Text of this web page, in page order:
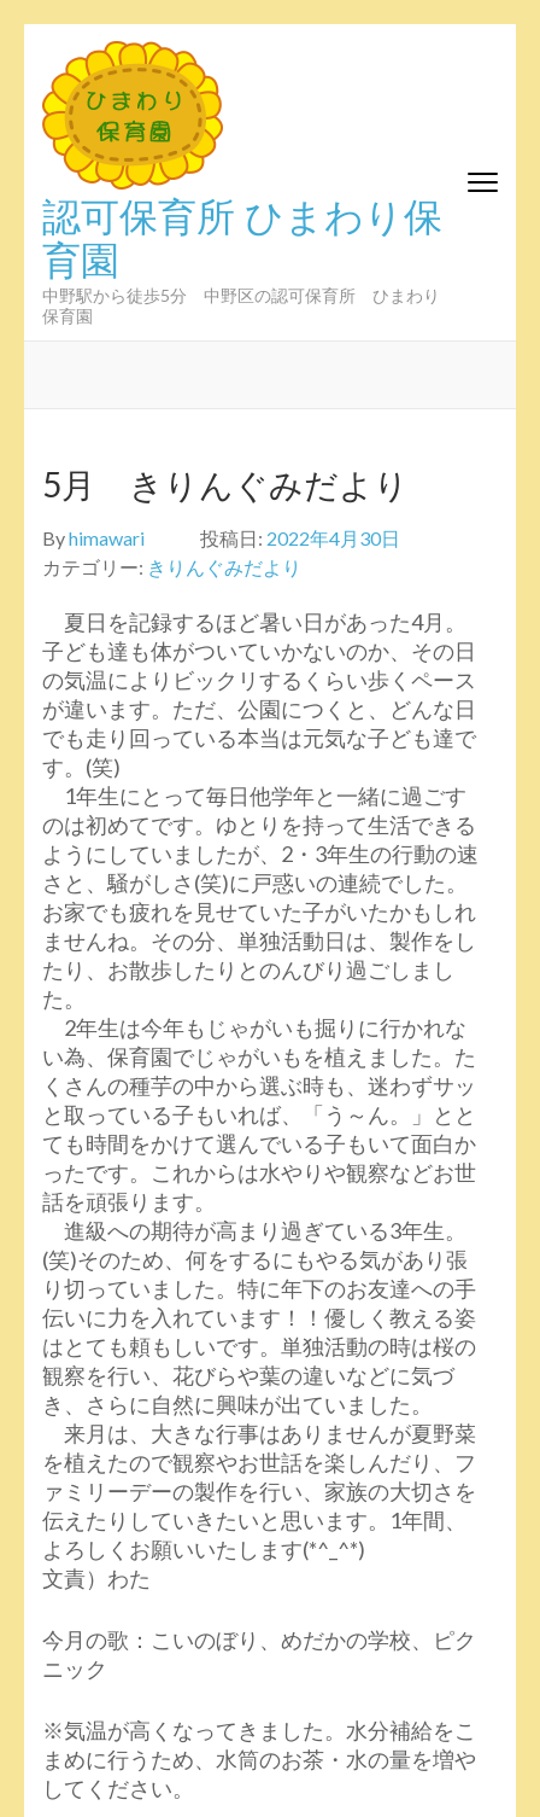
テ
ン
ス
キ
プ
(Enter
認可保育所 ひまわり保
育園
中野駅から徒歩5分 中野区の認可保育所 ひまわり
保育園
5月 きりんぐみだより
Byhimawari 投稿日: 2022年4月30日
カテゴリー: きりんぐみだより
夏日を記録するほど暑い日があった4月。
子ども達も体がついていかないのか、その日
の気温によりビックリするくらい歩くペース
が違います。ただ、公園につくと、どんな日
でも走り回っている本当は元気な子ども達で
す。(笑)
1年生にとって毎日他学年と一緒に過ごす
のは初めてです。ゆとりを持って生活できる
ようにしていましたが、2・3年生の行動の速
さと、騒がしさ(笑)に戸惑いの連続でした。
お家でも疲れを見せていた子がいたかもしれ
ませんね。その分、単独活動日は、製作をし
たり、お散歩したりとのんびり過ごしまし
た。
2年生は今年もじゃがいも掘りに行かれな
い為、保育園でじゃがいもを植えました。た
くさんの種芋の中から選ぶ時も、迷わずサッ
と取っている子もいれば、「う～ん。」とと
ても時間をかけて選んでいる子もいて面白か
ったです。これからは水やりや観察などお世
話を頑張ります。
進級への期待が高まり過ぎている3年生。
(笑)そのため、何をするにもやる気があり張
り切っていました。特に年下のお友達への手
伝いに力を入れています！！優しく教える姿
はとても頼もしいです。単独活動の時は桜の
観察を行い、花びらや葉の違いなどに気づ
き、さらに自然に興味が出ていました。
来月は、大きな行事はありませんが夏野菜
を植えたので観察やお世話を楽しんだり、フ
ァミリーデーの製作を行い、家族の大切さを
伝えたりしていきたいと思います。1年間、
よろしくお願いいたします(*^_^*)
文責）わた
今月の歌：こいのぼり、めだかの学校、ピク
ニック
※気温が高くなってきました。水分補給をこ
まめに行うため、水筒のお茶・水の量を増や
してください。